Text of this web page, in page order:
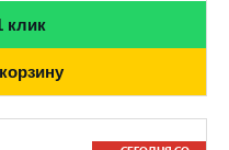
клик